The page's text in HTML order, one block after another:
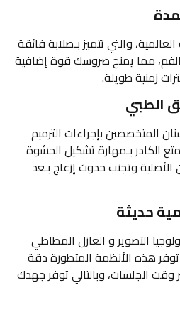
والتي تتميز بـصلابة فائقة
مما يمنح ضروسك قوة إضافية
زمنية طويلة.
المتخصصين بإجراءات الترميم
الكادر بـمهارة تشكيل الحشوة
وتجنب حدوث إزعاج بـعد
التصوير و العازل المطاطي
توفر هذه الأنظمة المتطورة دقة
وقت الجلسات، وبالتالي توفر جهدك